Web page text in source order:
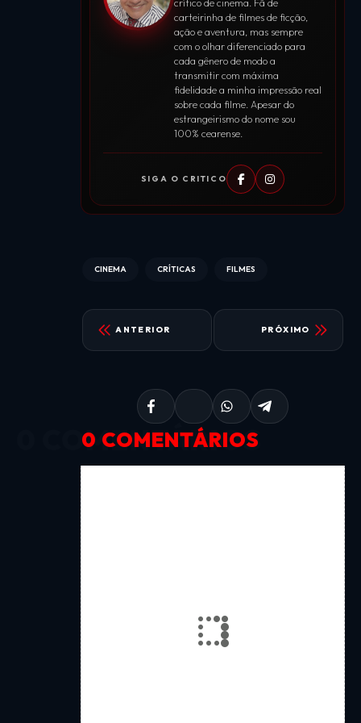
crítico de cinema. Fã de
carteirinha de filmes de ficção,
ação e aventura, mas sempre
com o olhar diferenciado para
cada gênero de modo a
transmitir com máxima
fidelidade a minha impressão real
sobre cada filme. Apesar do
estrangeirismo do nome sou
100% cearense.
SIGA O CRITICO
CINEMA CRÍTICAS FILMES
ANTERIOR PRÓXIMO
0 COMENTÁRIOS